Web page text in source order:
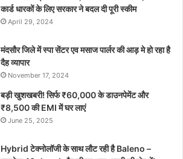
कार्ड धारकों के लिए सरकार ने बदल दी पूरी स्कीम
April 29, 2024
मंदसौर जिले में स्पा सेंटर एव मसाज पार्लर की आड़ मे हो रहा है
दैह व्यापार
November 17, 2024
बड़ी खुशखबरी! सिर्फ ₹60,000 के डाउनपेमेंट और
₹8,500 की EMI में घर लाएं
June 25, 2025
Hybrid टेक्नोलॉजी के साथ लौट रही है Baleno –